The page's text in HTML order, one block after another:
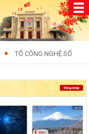
TỔ CÔNG NGHỆ SỐ